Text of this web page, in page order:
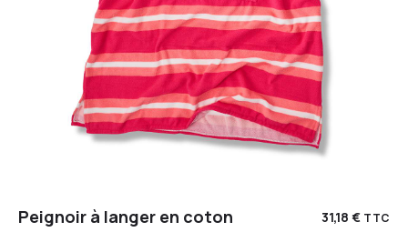
Peignoir à langer en coton 31,18 € TTC